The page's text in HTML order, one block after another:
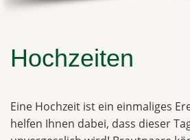
Hochzeiten
Eine Hochzeit ist ein einmaliges
helfen Ihnen dabei, dass dieser